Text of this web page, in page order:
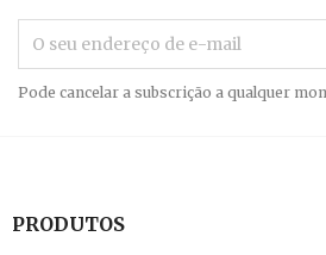
Pode cancelar a subscrição a qualquer
PRODUTOS